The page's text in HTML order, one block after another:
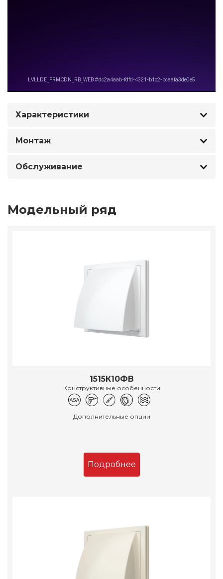
Характеристики
Монтаж
Обслуживание
Модельный ряд
1515К10ФВ
Конструктивные особенности
Дополнительные опции
Подробнее